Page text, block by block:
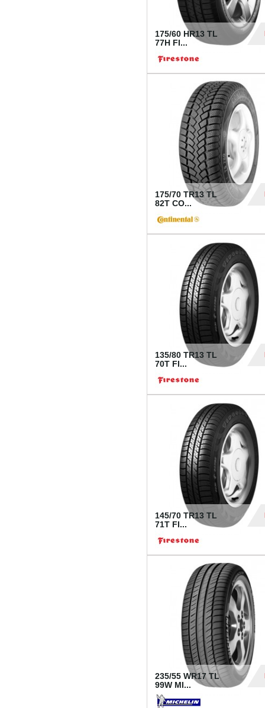
175/60 HR13 TL
77H FI...
175/70 TR13 TL
82T CO...
135/80 TR13 TL
70T FI...
145/70 TR13 TL
71T FI...
235/55 WR17 TL
99W MI...